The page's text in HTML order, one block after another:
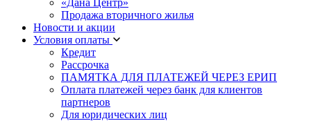
Продажа вторичного жилья
Новости и акции
Условия оплаты
Кредит
Рассрочка
ПАМЯТКА ДЛЯ ПЛАТЕЖЕЙ ЧЕРЕЗ ЕРИП
Оплата платежей через банк для клиентов
партнеров
Для юридических лиц